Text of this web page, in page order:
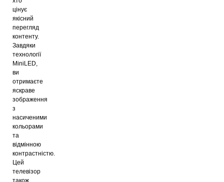
цінує
якісний
перегляд
контенту.
Завдяки
технології
MiniLED,
ви
отримаєте
яскраве
зображення
з
насиченими
кольорами
та
відмінною
контрастністю.
Цей
телевізор
також